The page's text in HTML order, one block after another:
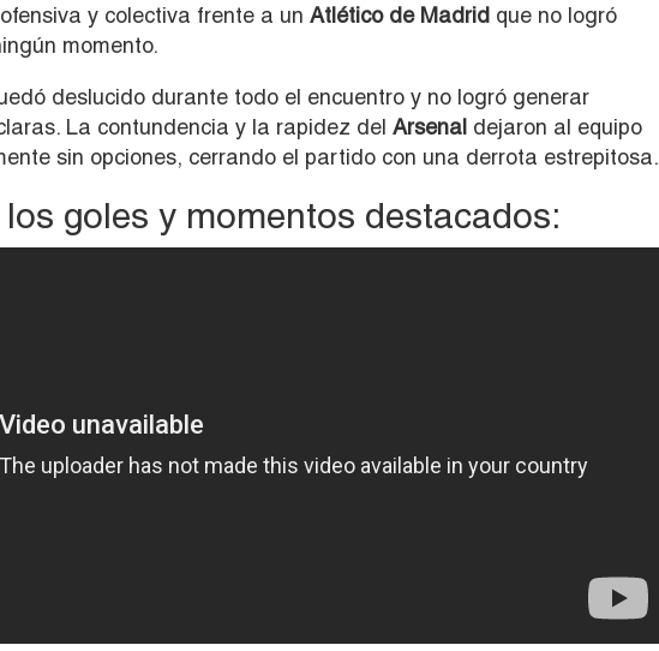
y colectiva frente a un Atlético de Madrid que no logró
momento.
deslucido durante todo el encuentro y no logró generar
La contundencia y la rapidez del Arsenal dejaron al equipo
sin opciones, cerrando el partido con una derrota estrepitosa.
los goles y momentos destacados: